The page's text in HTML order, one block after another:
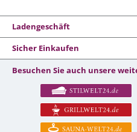
Ladengeschäft
Sicher Einkaufen
Besuchen Sie auch unsere